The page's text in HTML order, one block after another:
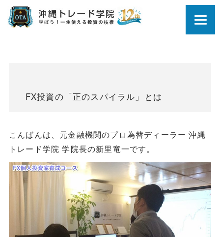
FX投資の「正のスパイラル」とは
こんばんは、元金融機関のプロ為替ディーラー 沖縄
トレード学院 学院長の新里竜一です。